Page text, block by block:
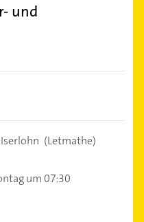
und
(Letmathe)
um 07:30